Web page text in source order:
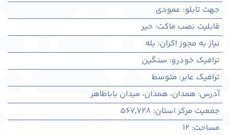
جهت تابلو: عمودی
قابلیت نصب ماکت: خیر
نیاز به مجوز اکران: بله
ترافیک خودرو: سنگین
ترافیک عابر: متوسط
آدرس: همدان، همدان، میدان باباطاهر
جمعیت مرکز استان:
567,728
مساحت:
12